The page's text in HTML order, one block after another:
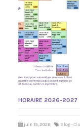
HORAIRE 2026-2027
juin 15, 2026 Blog -